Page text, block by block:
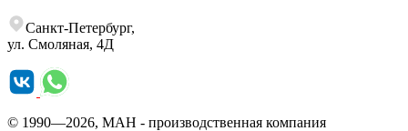
Санкт‑Петербург,
ул. Смоляная, 4Д
© 1990—2026, МАН - производственная компания